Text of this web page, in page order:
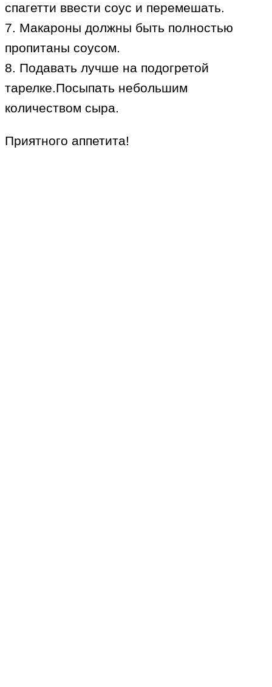
спагетти ввести соус и перемешать.
7. Макароны должны быть полностью
пропитаны соусом.
8. Подавать лучше на подогретой
тарелке.Посыпать небольшим
количеством сыра.
Приятного аппетита!